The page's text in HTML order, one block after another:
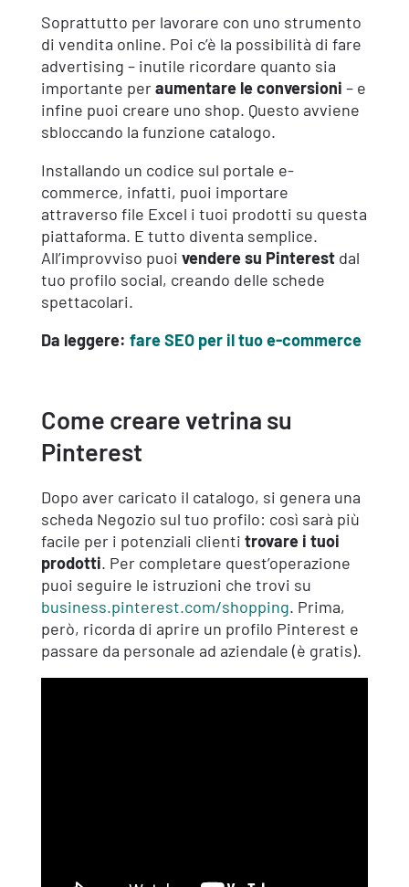
Soprattutto per lavorare con uno strumento
di vendita online. Poi c’è la possibilità di fare
advertising – inutile ricordare quanto sia
importante peraumentare le conversioni – e
infine puoi creare uno shop. Questo avviene
sbloccando la funzione catalogo.
Installando un codice sul portale e-
commerce, infatti, puoi importare
attraverso file Excel i tuoi prodotti su questa
piattaforma. E tutto diventa semplice.
All’improvviso puoi vendere su Pinterest dal
tuo profilo social, creando delle schede
spettacolari.
Da leggere: fare SEO per il tuo e-commerce
Come creare vetrina su
Pinterest
Dopo aver caricato il catalogo, si genera una
scheda Negozio sul tuo profilo: così sarà più
facile per i potenziali clienti trovare i tuoi
prodotti. Per completare quest’operazione
puoi seguire le istruzioni che trovi su
business.pinterest.com/shopping. Prima,
però, ricorda di aprire un profilo Pinterest e
passare da personale ad aziendale (è gratis).